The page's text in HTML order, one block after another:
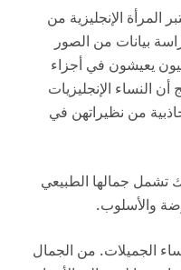
المرأة الإنجليزية من
بيانات من الصور
يعيشون في أجزاء
النساء الإنجليزيات
من نظيراتهن في
جمالها الطبيعي
والأسلوب.
الجميلات. من الجمال